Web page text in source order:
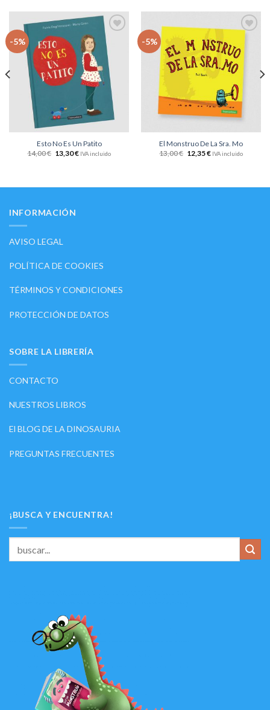
-5%
Añadir
lista
deseos
Esto No Es Un Patito
14,00€ 13,30€ IVA incluido
-5%
lista
de
deseos
El Monstruo De La Sra. Mo
13,00€ 12,35€ IVA incluido
INFORMACIÓN
AVISO LEGAL
POLÍTICA DE COOKIES
TÉRMINOS Y CONDICIONES
PROTECCIÓN DE DATOS
SOBRE LA LIBRERÍA
CONTACTO
NUESTROS LIBROS
El BLOG DE LA DINOSAURIA
PREGUNTAS FRECUENTES
¡BUSCA Y ENCUENTRA!